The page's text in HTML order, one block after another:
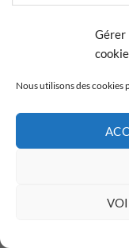
Gérer
Nous utilisons des cookies